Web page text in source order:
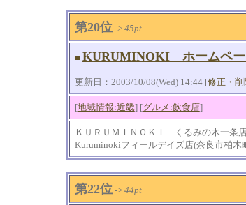
第20位-> 45pt
■ KURUMINOKI ホームペ
更新日：2003/10/08(Wed) 14:44 [修正・削
[地域情報:近畿] [グルメ:飲食店]
ＫＵＲＵＭＩＮＯＫＩ くるみの木一条
Kuruminokiフィールデイズ店(奈良市柏木
第22位-> 44pt